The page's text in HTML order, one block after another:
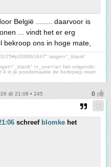
België ........ daarvoor is
... vindt het er erg
ons in hoge mate,
25#p208861847" target="_blank"
>r_one</a> het volgende:
4 in je poedelnaakie de horlepiep moet
@ 21:08 • 245
schreef blomke het